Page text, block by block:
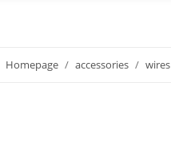
Homepage accessories wires